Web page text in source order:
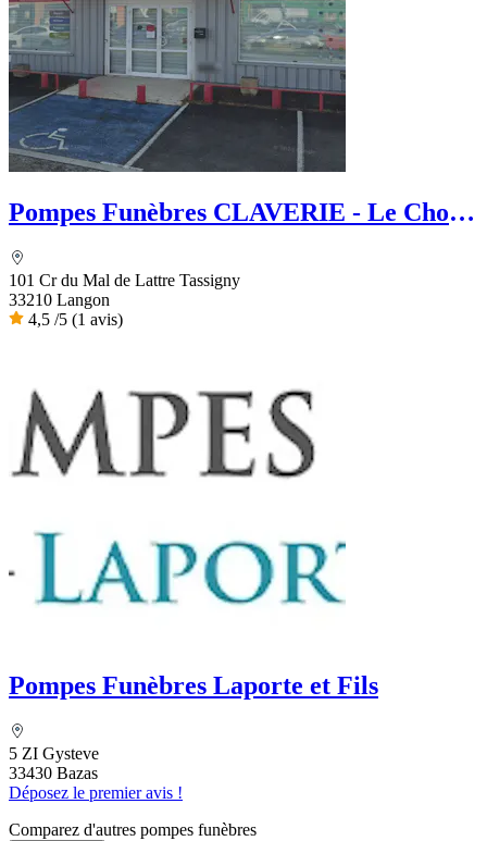
Pompes Funèbres CLAVERIE - Le Choix
101 Cr du Mal de Lattre Tassigny
33210 Langon
4,5 /5 (1 avis)
Pompes Funèbres Laporte et Fils
5 ZI Gysteve
33430 Bazas
Déposez le premier avis !
Comparez d'autres pompes funèbres